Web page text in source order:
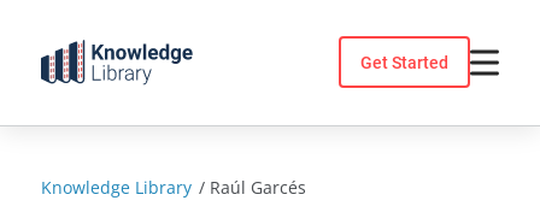
content
Get Started
Knowledge Library / Raúl Garcés